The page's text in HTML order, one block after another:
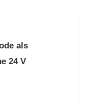
als
24 V